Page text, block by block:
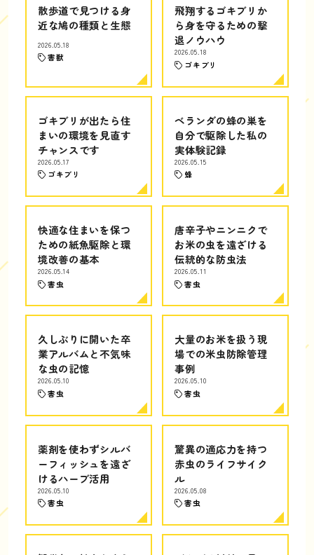
散歩道で見つける身
近な鳩の種類と生態
2026.05.18
害獣
飛翔するゴキブリか
ら身を守るための撃
退ノウハウ
2026.05.18
ゴキブリ
ゴキブリが出たら住
まいの環境を見直す
チャンスです
2026.05.17
ゴキブリ
ベランダの蜂の巣を
自分で駆除した私の
実体験記録
2026.05.15
蜂
快適な住まいを保つ
ための紙魚駆除と環
境改善の基本
2026.05.14
害虫
唐辛子やニンニクで
お米の虫を遠ざける
伝統的な防虫法
2026.05.11
害虫
久しぶりに開いた卒
業アルバムと不気味
な虫の記憶
2026.05.10
害虫
大量のお米を扱う現
場での米虫防除管理
事例
2026.05.10
害虫
薬剤を使わずシルバ
ーフィッシュを遠ざ
けるハーブ活用
2026.05.10
害虫
驚異の適応力を持つ
赤虫のライフサイク
ル
2026.05.08
害虫